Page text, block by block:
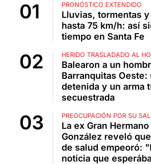
PRONÓSTICO EXTENDIDO
Lluvias, tormentas
hasta 75 km/h: así
tiempo en Santa Fe
HERIDO TRASLADADO AL
Balearon a un
Barranquitas Oeste:
detenida y un arma
secuestrada
PREOCUPACIÓN POR SU
La ex Gran
González reveló
de salud empeoró:
noticia que